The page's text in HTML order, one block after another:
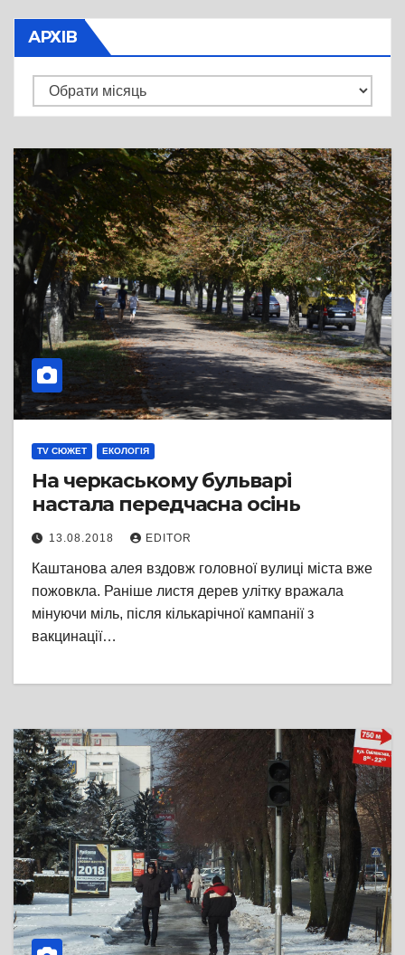
АРХІВ
Архів
TV СЮЖЕТ ЕКОЛОГІЯ
На черкаському бульварі
настала передчасна осінь
13.08.2018 EDITOR
Каштанова алея вздовж головної вулиці міста вже
пожовкла. Раніше листя дерев улітку вражала
мінуючи міль, після кількарічної кампанії з
вакцинації…